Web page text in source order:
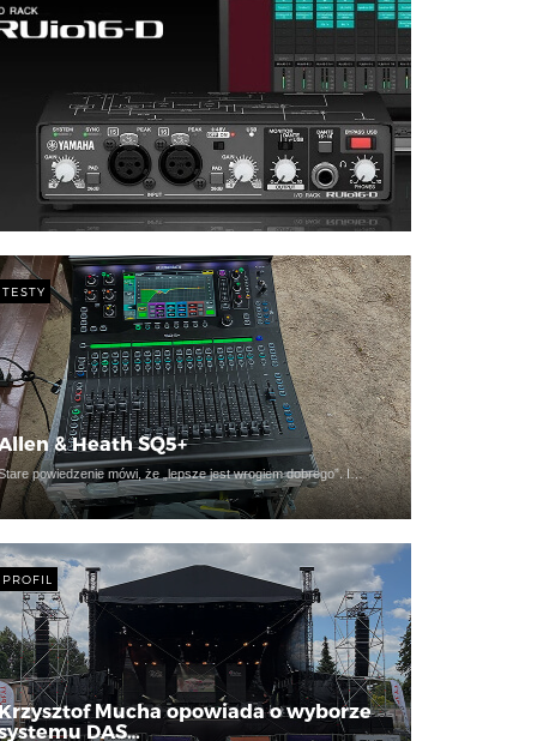
TESTY
& Heath SQ5+
powiedzenie mówi, że „lepsze jest wrogiem dobrego”. I…
PROFIL
Mucha opowiada o wyborze
DAS…